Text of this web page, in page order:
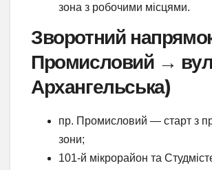
зона з робочими місцями.
Зворотний
Промисловий →
Архангельська)
пр. Промисловий — старт з
зони;
101-й мікрорайон та